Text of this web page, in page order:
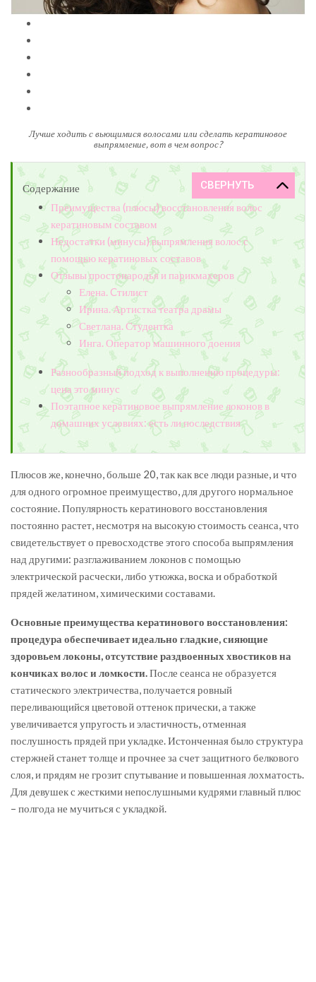
Лучше ходить с вьющимися волосами или сделать кератиновое
выпрямление, вот в чем вопрос?
Содержание
Преимущества (плюсы) восстановления волос
кератиновым составом
Недостатки (минусы) выпрямления волос с
помощью кератиновых составов
Отзывы простонародья и парикмахеров
Елена. Cтилист
Ирина. Артистка театра драмы
Светлана. Студентка
Инга. Оператор машинного доения
Разнообразный подход к выполнению процедуры:
цена это минус
Поэтапное кератиновое выпрямление локонов в
домашних условиях: есть ли последствия
Плюсов же, конечно, больше 20, так как все люди разные, и что
для одного огромное преимущество, для другого нормальное
состояние. Популярность кератинового восстановления
постоянно растет, несмотря на высокую стоимость сеанса, что
свидетельствует о превосходстве этого способа выпрямления
над другими: разглаживанием локонов с помощью
электрической расчески, либо утюжка, воска и обработкой
прядей желатином, химическими составами.
Основные преимущества кератинового восстановления:
процедура обеспечивает идеально гладкие, сияющие
здоровьем локоны, отсутствие раздвоенных хвостиков на
кончиках волос и ломкости.После сеанса не образуется
статического электричества, получается ровный
переливающийся цветовой оттенок прически, а также
увеличивается упругость и эластичность, отменная
послушность прядей при укладке. Истонченная было структура
стержней станет толще и прочнее за счет защитного белкового
слоя, и прядям не грозит спутывание и повышенная лохматость.
Для девушек с жесткими непослушными кудрями главный плюс
– полгода не мучиться с укладкой.